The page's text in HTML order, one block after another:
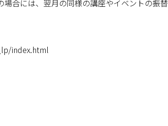
合には、翌月の同様の講座やイベントの振替
index.html